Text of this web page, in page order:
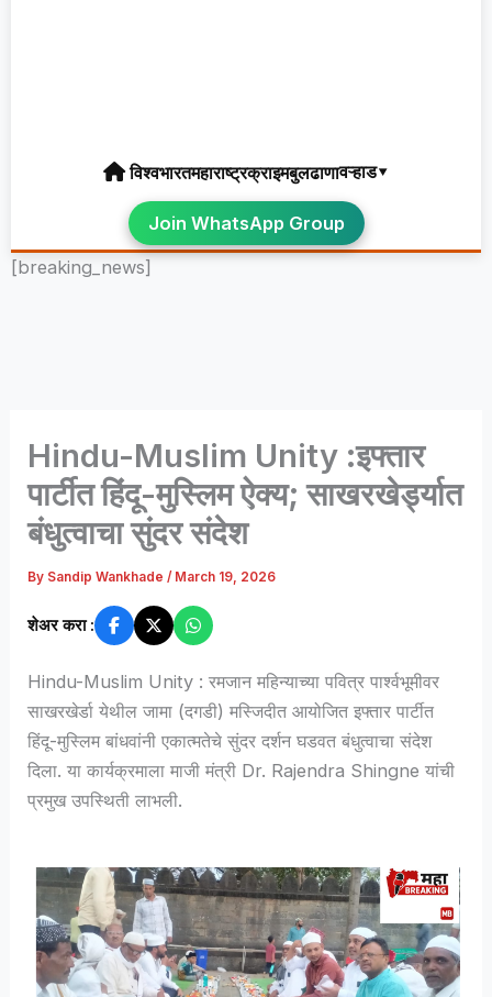
विश्वभारतमहाराष्ट्रक्राइमबुलढाणावऱ्हाड▾
Join WhatsApp Group
[breaking_news]
Hindu-Muslim Unity :इफ्तार
पार्टीत हिंदू-मुस्लिम ऐक्य; साखरखेर्ड्यात
बंधुत्वाचा सुंदर संदेश
By Sandip Wankhade/ March 19, 2026
शेअर करा :
Hindu-Muslim Unity : रमजान महिन्याच्या पवित्र पार्श्वभूमीवर
साखरखेर्डा येथील जामा (दगडी) मस्जिदीत आयोजित इफ्तार पार्टीत
हिंदू-मुस्लिम बांधवांनी एकात्मतेचे सुंदर दर्शन घडवत बंधुत्वाचा संदेश
दिला. या कार्यक्रमाला माजी मंत्री Dr. Rajendra Shingne यांची
प्रमुख उपस्थिती लाभली.